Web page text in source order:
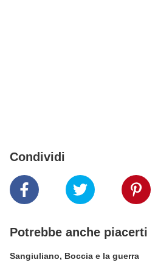
Condividi
Potrebbe anche piacerti
Sangiuliano, Boccia e la guerra